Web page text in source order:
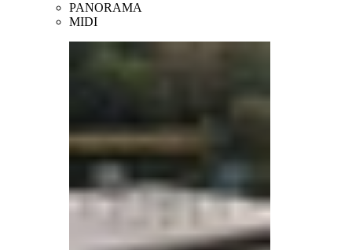
PANORAMA
MIDI